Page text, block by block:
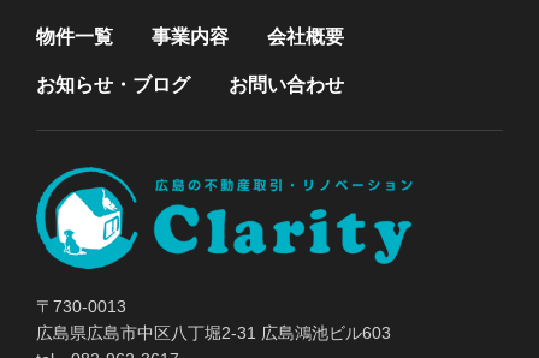
物件一覧 事業内容 会社概要
お知らせ・ブログ お問い合わせ
〒730-0013
広島県広島市中区八丁堀2-31 広島鴻池ビル603